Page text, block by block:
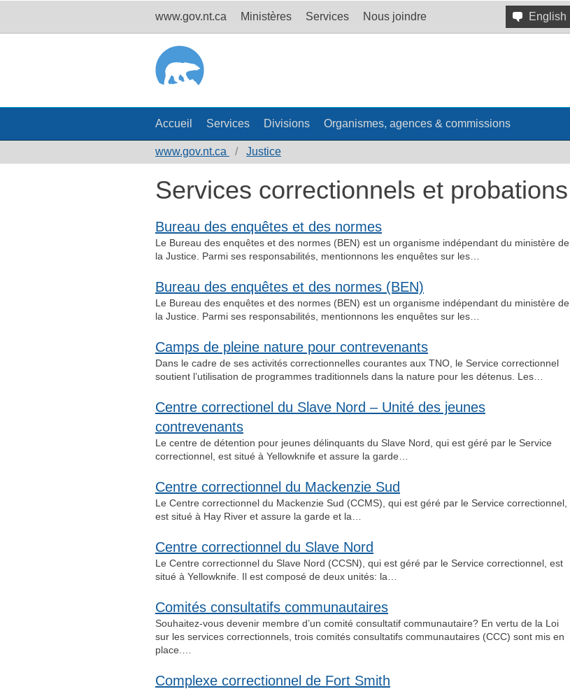
English
www.gov.nt.ca Ministères Services Nous joindre
Accueil Services Divisions Organismes, agences & commissions
www.gov.nt.ca Justice
Services correctionnels et probations
Bureau des enquêtes et des normes
Le Bureau des enquêtes et des normes (BEN) est un organisme indépendant du ministère de
la Justice. Parmi ses responsabilités, mentionnons les enquêtes sur les…
Bureau des enquêtes et des normes (BEN)
Le Bureau des enquêtes et des normes (BEN) est un organisme indépendant du ministère de
la Justice. Parmi ses responsabilités, mentionnons les enquêtes sur les…
Camps de pleine nature pour contrevenants
Dans le cadre de ses activités correctionnelles courantes aux TNO, le Service correctionnel
soutient l’utilisation de programmes traditionnels dans la nature pour les détenus. Les…
Centre correctionel du Slave Nord – Unité des jeunes
contrevenants
Le centre de détention pour jeunes délinquants du Slave Nord, qui est géré par le Service
correctionnel, est situé à Yellowknife et assure la garde…
Centre correctionnel du Mackenzie Sud
Le Centre correctionnel du Mackenzie Sud (CCMS), qui est géré par le Service correctionnel,
est situé à Hay River et assure la garde et la…
Centre correctionnel du Slave Nord
Le Centre correctionnel du Slave Nord (CCSN), qui est géré par le Service correctionnel, est
situé à Yellowknife. Il est composé de deux unités: la…
Comités consultatifs communautaires
Souhaitez-vous devenir membre d’un comité consultatif communautaire? En vertu de la Loi
sur les services correctionnels, trois comités consultatifs communautaires (CCC) sont mis en
place.…
Complexe correctionnel de Fort Smith